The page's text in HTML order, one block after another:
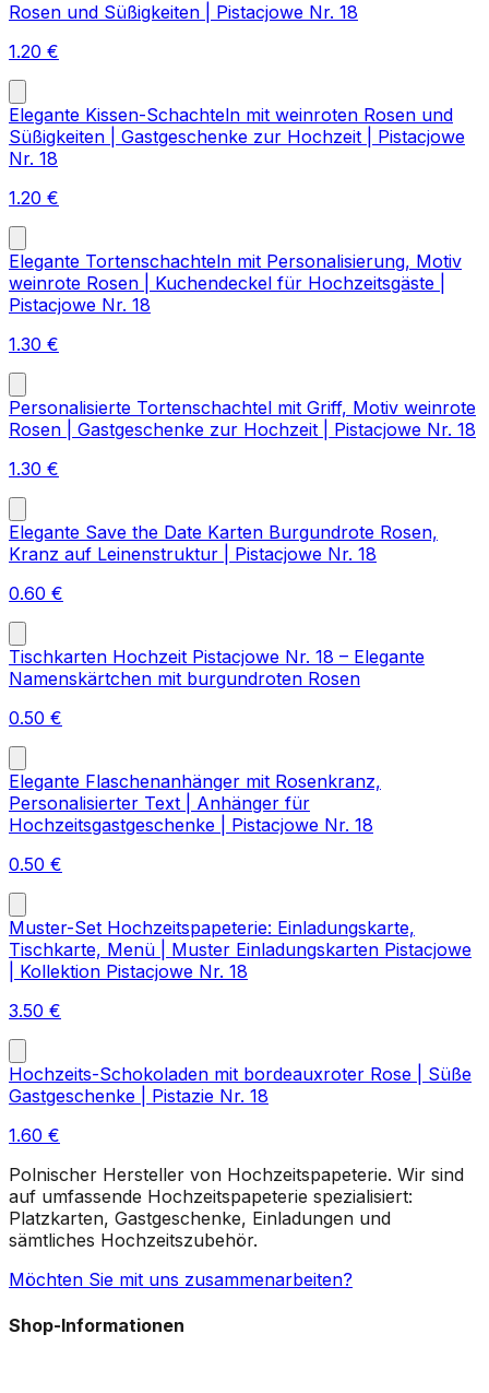
Rosen und Süßigkeiten | Pistacjowe Nr. 18
1.20 €
Elegante Kissen-Schachteln mit weinroten Rosen und
Süßigkeiten | Gastgeschenke zur Hochzeit | Pistacjowe
Nr. 18
1.20 €
Elegante Tortenschachteln mit Personalisierung, Motiv
weinrote Rosen | Kuchendeckel für Hochzeitsgäste |
Pistacjowe Nr. 18
1.30 €
Personalisierte Tortenschachtel mit Griff, Motiv weinrote
Rosen | Gastgeschenke zur Hochzeit | Pistacjowe Nr. 18
1.30 €
Elegante Save the Date Karten Burgundrote Rosen,
Kranz auf Leinenstruktur | Pistacjowe Nr. 18
0.60 €
Tischkarten Hochzeit Pistacjowe Nr. 18 – Elegante
Namenskärtchen mit burgundroten Rosen
0.50 €
Elegante Flaschenanhänger mit Rosenkranz,
Personalisierter Text | Anhänger für
Hochzeitsgastgeschenke | Pistacjowe Nr. 18
0.50 €
Muster-Set Hochzeitspapeterie: Einladungskarte,
Tischkarte, Menü | Muster Einladungskarten Pistacjowe
| Kollektion Pistacjowe Nr. 18
3.50 €
Hochzeits-Schokoladen mit bordeauxroter Rose | Süße
Gastgeschenke | Pistazie Nr. 18
1.60 €
Polnischer Hersteller von Hochzeitspapeterie. Wir sind
auf umfassende Hochzeitspapeterie spezialisiert:
Platzkarten, Gastgeschenke, Einladungen und
sämtliches Hochzeitszubehör.
Möchten Sie mit uns zusammenarbeiten?
Shop-Informationen